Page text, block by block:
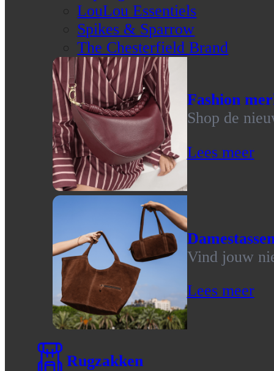
LouLou Essentiels
Spikes & Sparrow
The Chesterfield Brand
Fashion
Shop de
Lees meer
Vind jouw
Lees meer
Rugzakken